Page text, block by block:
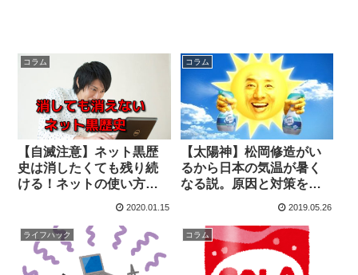
コラム
【自滅注意】ネット黒歴
史は消したくても残り続
ける！ネットの使い方を
2020.01.15
コラム
【太陽神】松岡修造がい
るから日本の気温が暑く
なる説。原因と対策を考
2019.05.26
ライフハック コラム